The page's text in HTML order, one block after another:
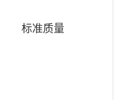
标准质量